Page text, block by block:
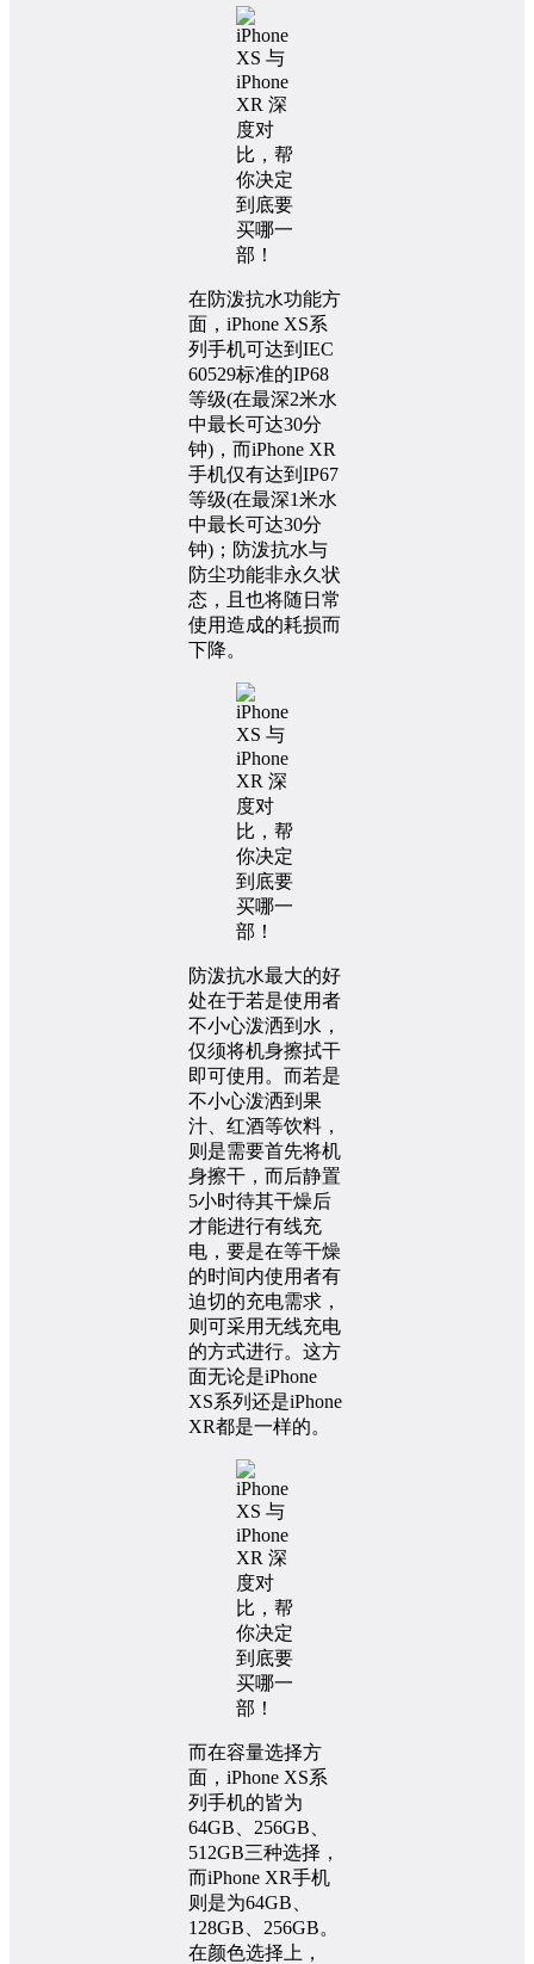
在防泼抗水功能方
面，iPhone XS系
列手机可达到IEC
60529标准的IP68
等级(在最深2米水
中最长可达30分
钟)，而iPhone XR
手机仅有达到IP67
等级(在最深1米水
中最长可达30分
钟)；防泼抗水与
防尘功能非永久状
态，且也将随日常
使用造成的耗损而
下降。
防泼抗水最大的好
处在于若是使用者
不小心泼洒到水，
仅须将机身擦拭干
即可使用。而若是
不小心泼洒到果
汁、红酒等饮料，
则是需要首先将机
身擦干，而后静置
5小时待其干燥后
才能进行有线充
电，要是在等干燥
的时间内使用者有
迫切的充电需求，
则可采用无线充电
的方式进行。这方
面无论是iPhone
XS系列还是iPhone
XR都是一样的。
而在容量选择方
面，iPhone XS系
列手机的皆为
64GB、256GB、
512GB三种选择，
而iPhone XR手机
则是为64GB、
128GB、256GB。
在颜色选择上，